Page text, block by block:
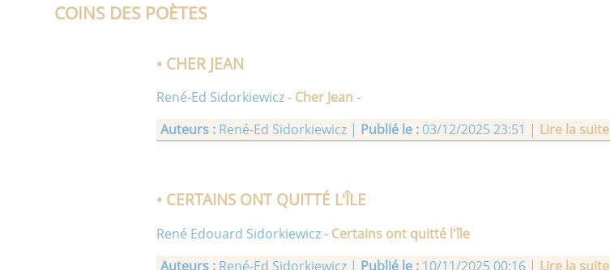
13/06/2021 18:23 |Voir la suite
• PATIO - ANDALOUSIE • CAMPO DE CRIPTAMA
COINS DES POÈTES
• CHER JEAN
René-Ed Sidorkiewicz - Cher Jean -
Auteurs : René-Ed Sidorkiewicz | Publié le : 03/12/2025 23:51 | Lire la suite
• CERTAINS ONT QUITTÉ L'ÎLE
René Edouard Sidorkiewicz - Certains ont quitté l'île
Auteurs : René-Ed Sidorkiewicz | Publié le : 10/11/2025 00:16 | Lire la suite